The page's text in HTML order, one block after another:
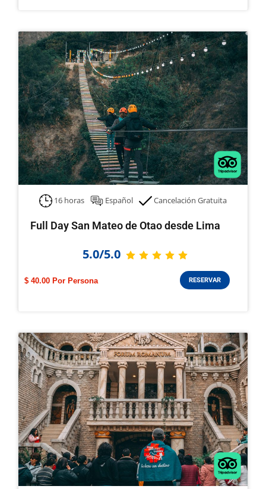
16 horas Español Cancelación Gratuita
Full Day San Mateo de Otao desde Lima
5.0/5.0
$ 40.00 RESERVAR